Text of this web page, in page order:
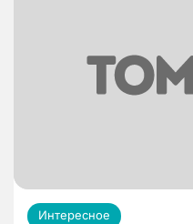
Интересное